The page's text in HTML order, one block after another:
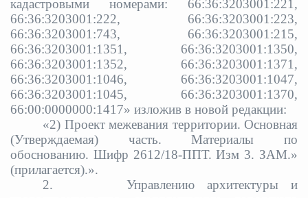
кадастровыми номерами: 66:36:3203001:221,
66:36:3203001:222, 66:36:3203001:223,
66:36:3203001:743, 66:36:3203001:215,
66:36:3203001:1351, 66:36:3203001:1350,
66:36:3203001:1352, 66:36:3203001:1371,
66:36:3203001:1046, 66:36:3203001:1047,
66:36:3203001:1045, 66:36:3203001:1370,
66:00:0000000:1417» изложив в новой редакции:
«2) Проект межевания территории. Основная
(Утверждаемая) часть. Материалы по
обоснованию. Шифр 2612/18-ППТ. Изм 3. ЗАМ.»
(прилагается).».
2.
Управлению архитектуры и